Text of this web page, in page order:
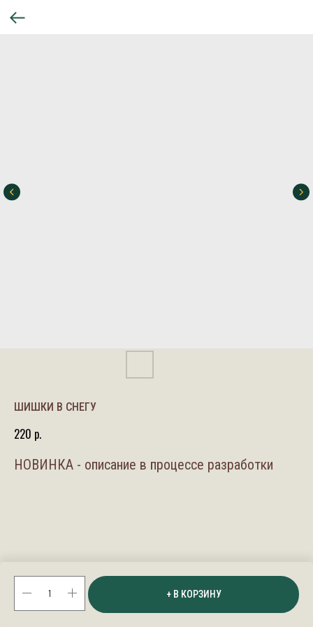
ШИШКИ В СНЕГУ
220 р.
+ В КОРЗИНУ
НОВИНКА - описание в процессе разработки